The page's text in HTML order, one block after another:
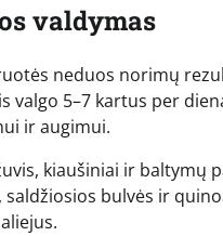
valdymas
neduos norimų
valgo 5–7 kartus per
ir augimui.
kiaušiniai ir baltymų
bulvės ir